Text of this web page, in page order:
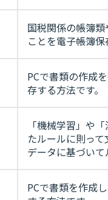
国税関係の帳簿
ことを電子帳簿保
PCで書類の作成
存する方法です。
「機械学習」や
たルールに則っ
データに基づいて
PCで書類を作成